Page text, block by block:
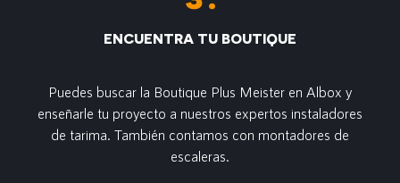
ENCUENTRA TU BOUTIQUE
Puedes buscar la Boutique Plus Meister en Albox y
enseñarle tu proyecto a nuestros expertos instaladores
de tarima. También contamos con montadores de
escaleras.